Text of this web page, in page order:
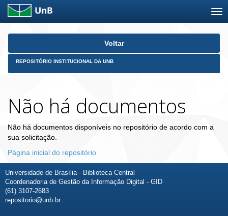
Skip
Voltar
REPOSITÓRIO INSTITUCIONAL DA UNB
Não há documentos
Não há documentos disponíveis no repositório de acordo com a
sua solicitação.
Página inicial do repositório
Universidade de Brasília - Biblioteca Central
Coordenadoria de Gestão da Informação Digital - GID
(61) 3107-2683
repositorio@unb.br